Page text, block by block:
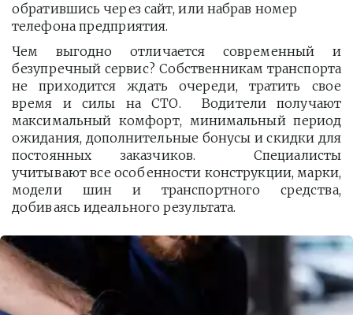
обратившись через сайт, или набрав номер
телефона предприятия.
Чем выгодно отличается современный и
безупречный сервис? Собственникам транспорта
не приходится ждать очереди, тратить свое
время и силы на СТО. Водители получают
максимальный комфорт, минимальный период
ожидания, дополнительные бонусы и скидки для
постоянных заказчиков. Специалисты
учитывают все особенности конструкции, марки,
модели шин и транспортного средства,
добиваясь идеального результата.